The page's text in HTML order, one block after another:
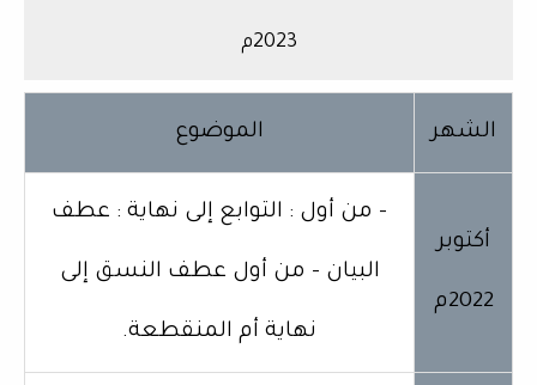
2023م
الشهر الموضوع
أكتوبر
2022م
- من أول : التوابع إلى نهاية : عطف
البيان - من أول عطف النسق إلى
نهاية أم المنقطعة.